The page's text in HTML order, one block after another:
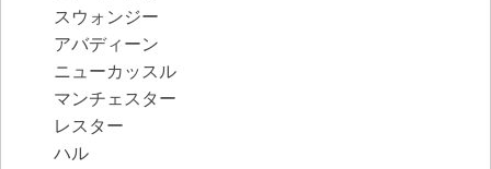
スウォンジー
アバディーン
ニューカッスル
マンチェスター
レスター
ハル